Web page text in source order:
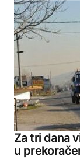
Za tri dana
u